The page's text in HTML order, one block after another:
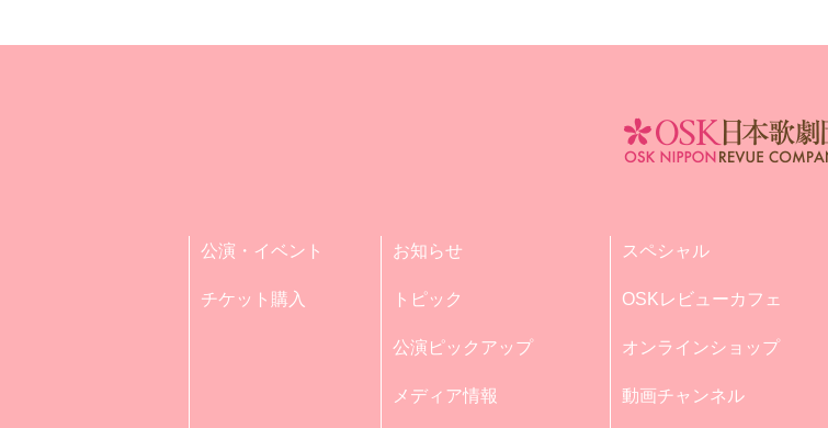
公演・イベント
チケット購入
お知らせ
トピック
公演ピックアップ
メディア情報
スペシャル
OSKレビューカフェ
オンラインショップ
動画チャンネル